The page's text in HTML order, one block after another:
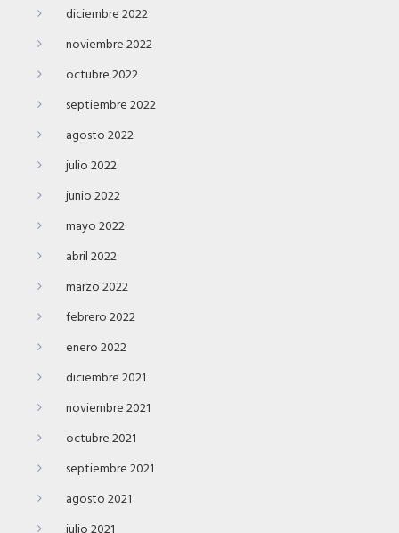
diciembre 2022
noviembre 2022
octubre 2022
septiembre 2022
agosto 2022
julio 2022
junio 2022
mayo 2022
abril 2022
marzo 2022
febrero 2022
enero 2022
diciembre 2021
noviembre 2021
octubre 2021
septiembre 2021
agosto 2021